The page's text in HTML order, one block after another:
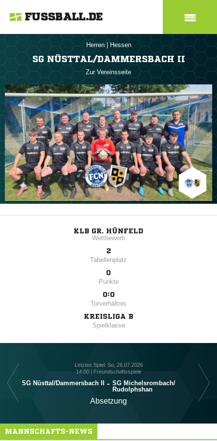
FUSSBALL.DE
Herren Hessen
SG NÜSTTAL/DAMMERSBACH II
Zur Vereinsseite
KLB GR. HÜNFELD
Wettbewerb
2
Tabellenplatz
0
Punkte
0:0
Torverhältnis
KREISLIGA B
Spielklasse
Letztes Spiel: So, 26.07.2026
14:00 | Freundschaftsspiele
SG Nüsttal/​Dammersbach II - SG Michelsrombach/​
Rudolphshan
Absetzung
MANNSCHAFTS-NEWS